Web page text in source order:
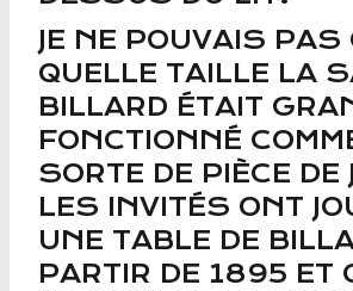
JE NE POUVAIS PAS
QUELLE TAILLE LA
BILLARD ÉTAIT
FONCTIONNÉ
SORTE DE PIÈCE DE
LES INVITÉS ONT
UNE TABLE DE
PARTIR DE 1895 ET